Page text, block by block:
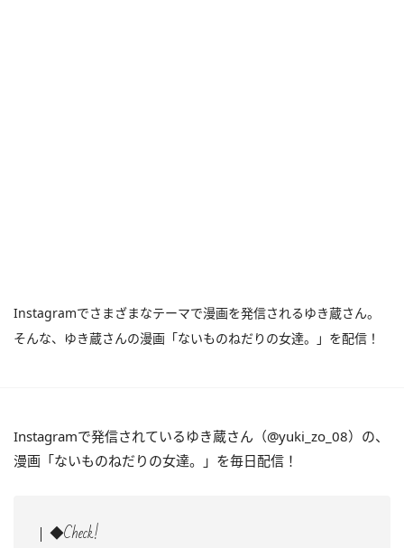
Instagramでさまざまなテーマで漫画を発信されるゆき蔵さん。
そんな、ゆき蔵さんの漫画「ないものねだりの女達。」を配信！
Instagramで発信されているゆき蔵さん（@yuki_zo_08）の、
漫画「ないものねだりの女達。」を毎日配信！
◆Check!